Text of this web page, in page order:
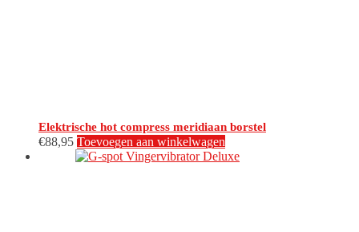
Elektrische hot compress meridiaan borstel
€88,95 Toevoegen aan winkelwagen